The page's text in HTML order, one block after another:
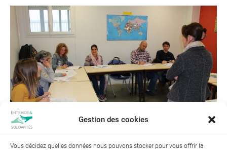
Gestion des cookies
Vous décidez quelles données nous pouvons stocker pour vous offrir la